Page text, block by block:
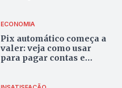
ECONOMIA
Pix automático começa a
valer: veja como usar
para pagar contas e